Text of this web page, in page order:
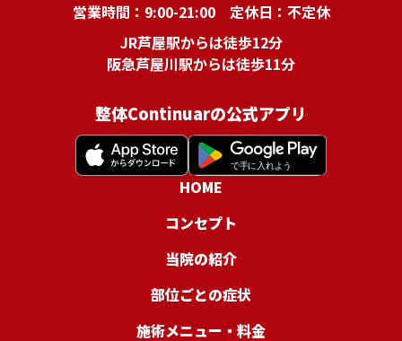
営業時間：9:00-21:00 定休日：不定休
JR芦屋駅からは徒歩12分
阪急芦屋川駅からは徒歩11分
整体Continuarの公式アプリ
HOME
コンセプト
当院の紹介
部位ごとの症状
施術メニュー・料金